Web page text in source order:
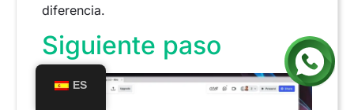
diferencia.
Siguiente paso
ES